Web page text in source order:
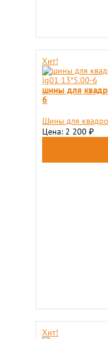
Хит!
шины для
6
Шины для
Цена: 2 200 ₽
Хит!